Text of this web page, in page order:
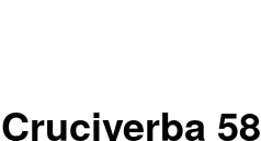
Cruciverba 58